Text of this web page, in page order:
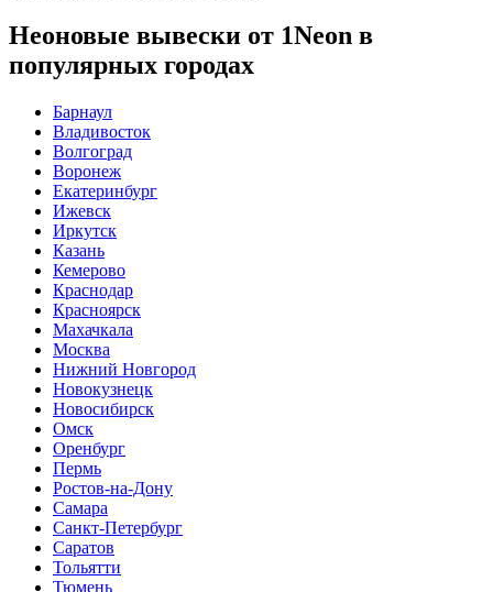
Неоновые вывески от 1Neon в
популярных городах
Барнаул
Владивосток
Волгоград
Воронеж
Екатеринбург
Ижевск
Иркутск
Казань
Кемерово
Краснодар
Красноярск
Махачкала
Москва
Нижний Новгород
Новокузнецк
Новосибирск
Омск
Оренбург
Пермь
Ростов-на-Дону
Самара
Санкт-Петербург
Саратов
Тольятти
Тюмень